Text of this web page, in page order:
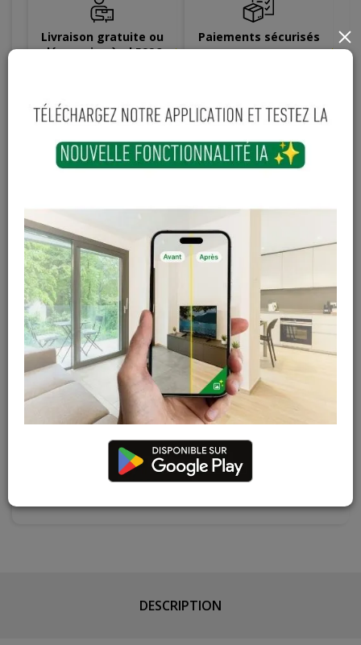
Livraison gratuite ou
dégressive àpd 599€
Paiements sécurisés
10,65€ TTC
+ Ajouter au panier
Magasin / Entrepôt
Gosselies
Court-St-Etienne Hors stock
Cuesmes Hors stock
Contactez Diffusion Menuiserie pour obtenir le temps de
réapprovisionnement pour ce produit
Les teintes, nuances et veinages des photos peuvent
varier par rapport au produit réel
DESCRIPTION
×